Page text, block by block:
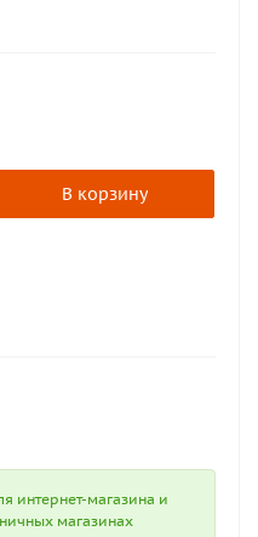
В корзину
интернет-магазина и
магазинах